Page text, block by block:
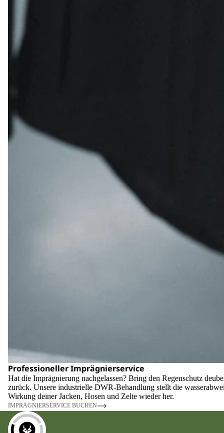
Professioneller Imprägnierservice
Hat die Imprägnierung nachgelassen? Bring den Regenschutz
zurück. Unsere industrielle DWR-Behandlung stellt die
Wirkung deiner Jacken, Hosen und Zelte wieder her.
IMPRÄGNIERSERVICE BUCHEN